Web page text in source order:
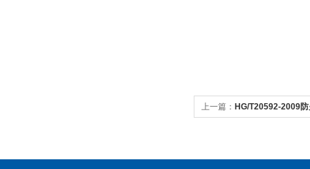
上一篇： HG/T20592-2009